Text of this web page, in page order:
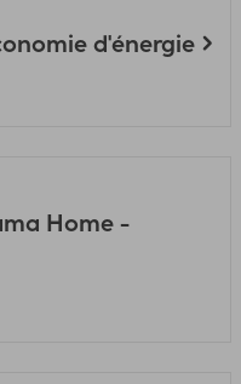
d'énergie
Home -